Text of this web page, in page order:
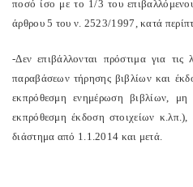
ποσό ίσο με το 1/3 του
άρθρου 5 του ν. 2523/1997, κατά
-Δεν επιβάλλονται πρόστιμα για τις
παραβάσεων τήρησης βιβλίων και
εκπρόθεσμη ενημέρωση βιβλίων,
εκπρόθεσμη έκδοση στοιχείων κ.λπ.),
διάστημα από 1.1.2014 και μετά.